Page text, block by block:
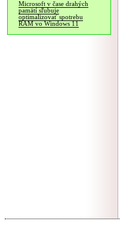
Microsoft v čase drahých
pamätí sľubuje
optimalizovať spotrebu
RAM vo Windows 11